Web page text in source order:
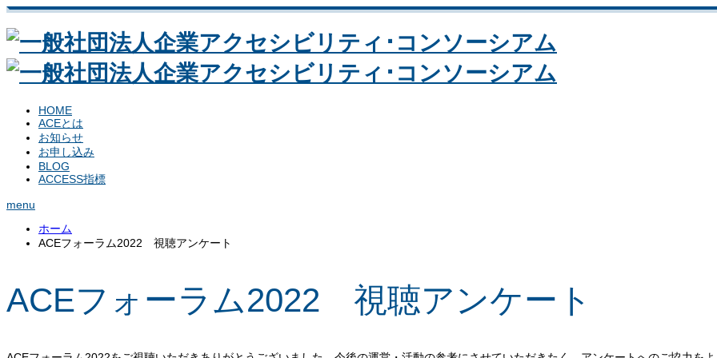
HOME
ACEとは
お知らせ
お申し込み
BLOG
ACCESS指標
menu
ホーム
ACEフォーラム2022 視聴アンケート
ACEフォーラム2022 視聴アンケート